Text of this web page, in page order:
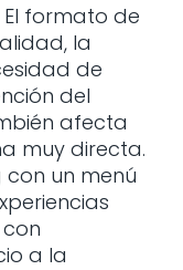
formato de
la
de
del
afecta
muy directa.
un menú
a la